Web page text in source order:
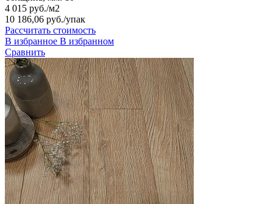
4 015 руб./м2
10 186,06 руб./упак
Рассчитать стоимость
В избранное В избранном
Сравнить